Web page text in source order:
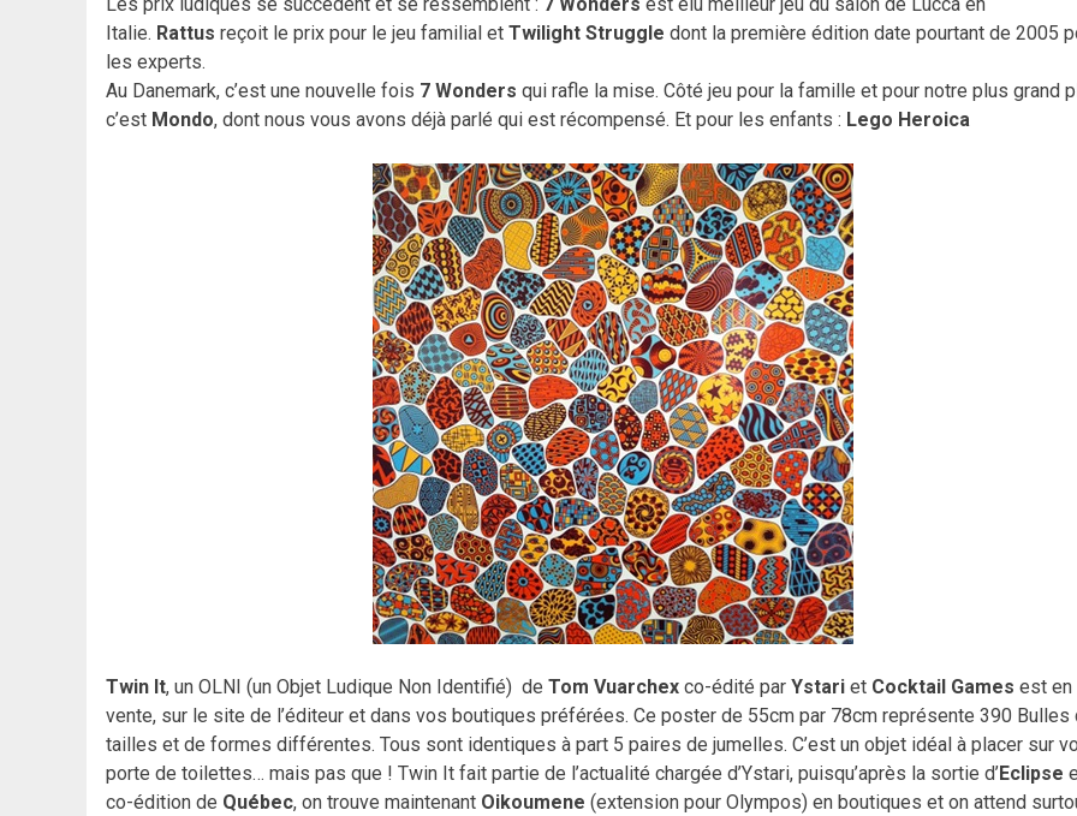
Italie. Rattus reçoit le prix pour le jeu familial et Twilight Struggle dont la première édition date pourtant de 2005
les experts.
Au Danemark, c’est une nouvelle fois 7 Wonders qui rafle la mise. Côté jeu pour la famille et pour notre plus grand
c’est Mondo, dont nous vous avons déjà parlé qui est récompensé. Et pour les enfants : Lego Heroica
Twin It, un OLNI (un Objet Ludique Non Identifié) de Tom Vuarchex co-édité par Ystari et Cocktail Games est en
vente, sur le site de l’éditeur et dans vos boutiques préférées. Ce poster de 55cm par 78cm représente 390 Bulles
tailles et de formes différentes. Tous sont identiques à part 5 paires de jumelles. C’est un objet idéal à placer sur
porte de toilettes… mais pas que ! Twin It fait partie de l’actualité chargée d’Ystari, puisqu’après la sortie d’Eclipse
co-édition de Québec, on trouve maintenant Oikoumene (extension pour Olympos) en boutiques et on attend